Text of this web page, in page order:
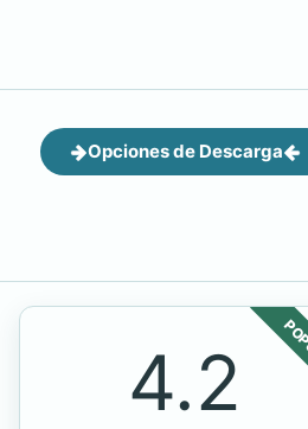
Opciones de Descarga
4.2